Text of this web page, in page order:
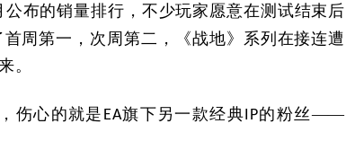
公布的销量排行，不少玩家愿意在测试结束后
周第一，次周第二，《战地》系列在接连遭
。
伤心的就是 EA旗下另一款经典 IP的粉丝——